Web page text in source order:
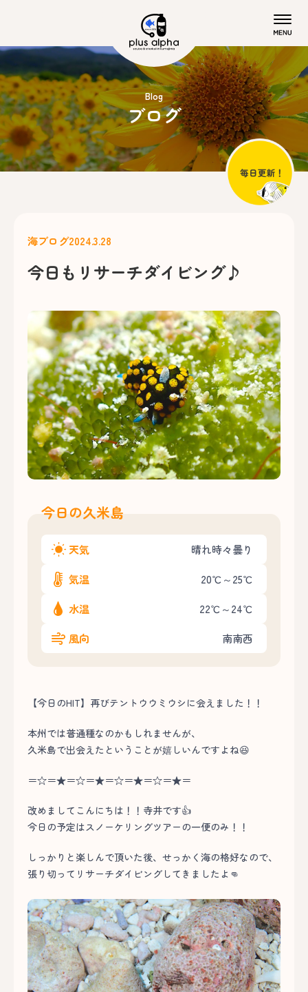
Blog
ブログ
海ブログ2024.3.28
今日もリサーチダイビング♪
今日の久米島
天気 晴れ時々曇り
気温 20℃～25℃
水温 22℃～24℃
風向 南南西
【今日のHIT】再びテントウウミウシに会えました！！
本州では普通種なのかもしれませんが、
久米島で出会えたということが嬉しいんですよね😆
＝☆＝★＝☆＝★＝☆＝★＝☆＝★＝
改めましてこんにちは！！寺井です👍
今日の予定はスノーケリングツアーの一便のみ！！
しっかりと楽しんで頂いた後、せっかく海の格好なので、
張り切ってリサーチダイビングしてきましたよ👊